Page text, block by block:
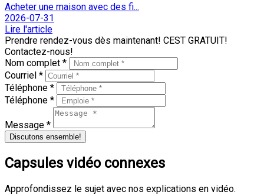
Acheter une maison avec des fi...
2026-07-31
Lire l'article
Prendre rendez-vous dès maintenant! CEST GRATUIT!
Contactez-nous!
Nom complet *
Courriel *
Téléphone *
Téléphone *
Message *
Discutons ensemble!
Capsules vidéo connexes
Approfondissez le sujet avec nos explications en vidéo.